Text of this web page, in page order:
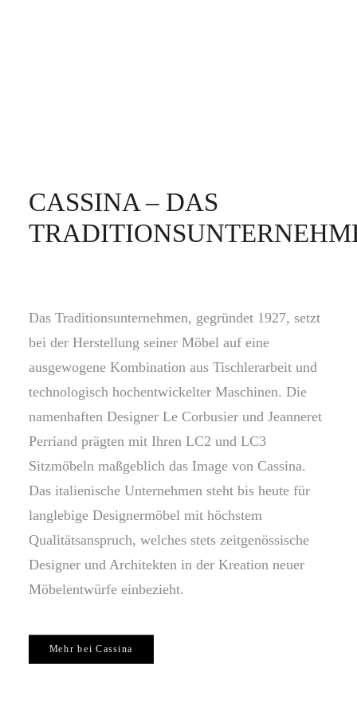
CASSINA – DAS
Das Traditionsunternehmen, gegründet 1927, setzt
bei der Herstellung seiner Möbel auf eine
ausgewogene Kombination aus Tischlerarbeit und
technologisch hochentwickelter Maschinen. Die
namenhaften Designer Le Corbusier und Jeanneret
Perriand prägten mit Ihren LC2 und LC3
Sitzmöbeln maßgeblich das Image von Cassina.
Das italienische Unternehmen steht bis heute für
langlebige Designermöbel mit höchstem
Qualitätsanspruch, welches stets zeitgenössische
Designer und Architekten in der Kreation neuer
Möbelentwürfe einbezieht.
Mehr bei Cassina